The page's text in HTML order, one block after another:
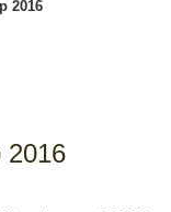
2016